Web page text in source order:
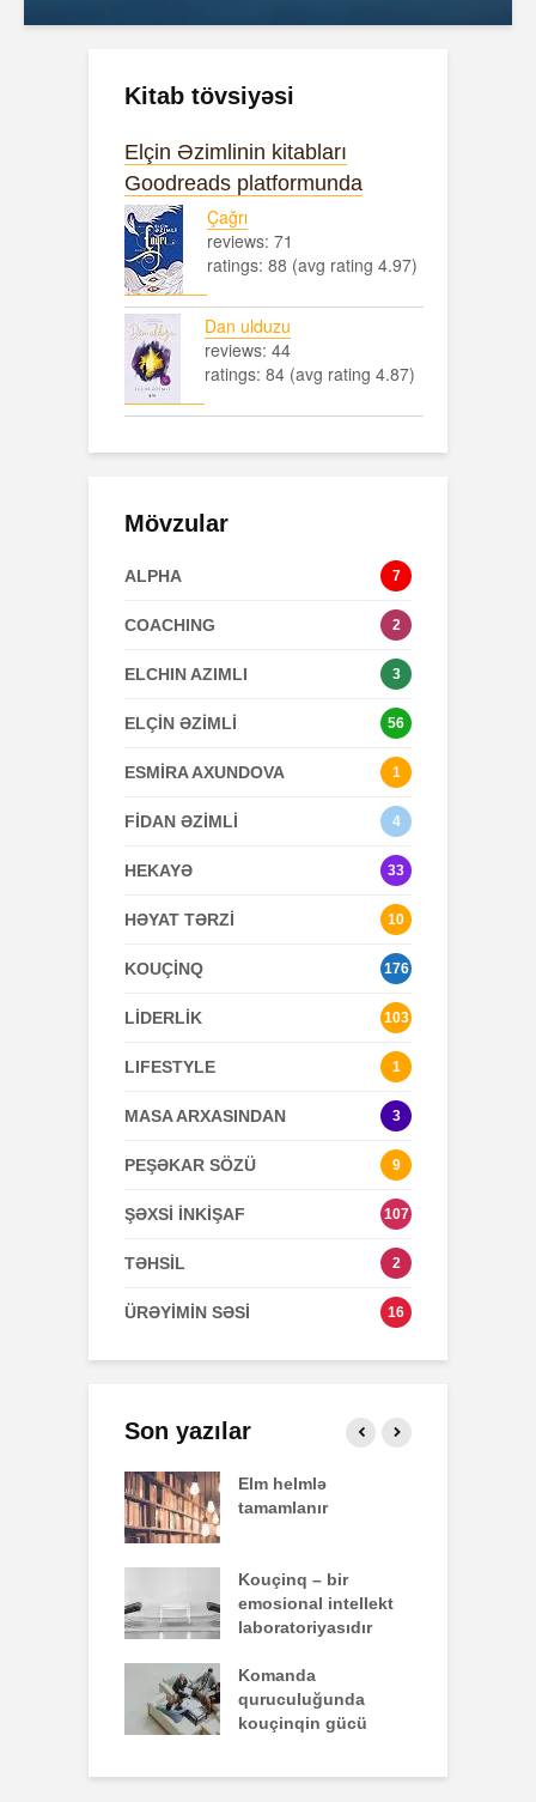
Kitab tövsiyəsi
Elçin Əzimlinin kitabları
Goodreads platformunda
Çağrı
reviews: 71
ratings: 88 (avg rating 4.97)
Dan ulduzu
reviews: 44
ratings: 84 (avg rating 4.87)
Mövzular
ALPHA 7
COACHING 2
ELCHIN AZIMLI 3
ELÇİN ƏZİMLİ 56
ESMİRA AXUNDOVA 1
FİDAN ƏZİMLİ 4
HEKAYƏ 33
HƏYAT TƏRZİ 10
KOUÇİNQ 176
LİDERLİK 103
LIFESTYLE 1
MASA ARXASINDAN 3
PEŞƏKAR SÖZÜ 9
ŞƏXSİ İNKİŞAF 107
TƏHSİL 2
ÜRƏYİMİN SƏSİ 16
Son yazılar
Elm helmlə
tamamlanır
Kouçinq – bir
emosional intellekt
laboratoriyasıdır
Komanda
quruculuğunda
kouçinqin gücü